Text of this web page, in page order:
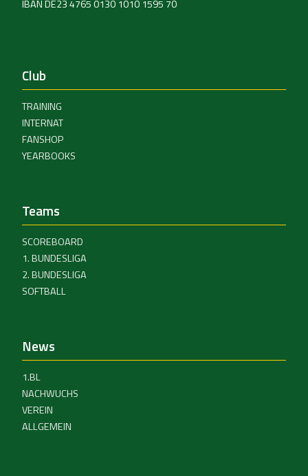
IBAN DE23 4765 0130 1010 1595 70
Club
TRAINING
INTERNAT
FANSHOP
YEARBOOKS
Teams
SCOREBOARD
1. BUNDESLIGA
2. BUNDESLIGA
SOFTBALL
News
1.BL
NACHWUCHS
VEREIN
ALLGEMEIN